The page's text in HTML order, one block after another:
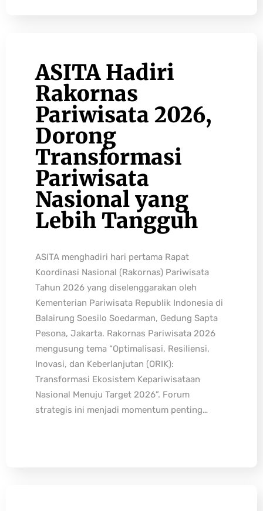
ASITA Hadiri
Rakornas
Pariwisata 2026,
Dorong
Transformasi
Pariwisata
Nasional yang
Lebih Tangguh
ASITA menghadiri hari pertama Rapat
Koordinasi Nasional (Rakornas) Pariwisata
Tahun 2026 yang diselenggarakan oleh
Kementerian Pariwisata Republik Indonesia di
Balairung Soesilo Soedarman, Gedung Sapta
Pesona, Jakarta. Rakornas Pariwisata 2026
mengusung tema “Optimalisasi, Resiliensi,
Inovasi, dan Keberlanjutan (ORIK):
Transformasi Ekosistem Kepariwisataan
Nasional Menuju Target 2026”. Forum
strategis ini menjadi momentum penting…